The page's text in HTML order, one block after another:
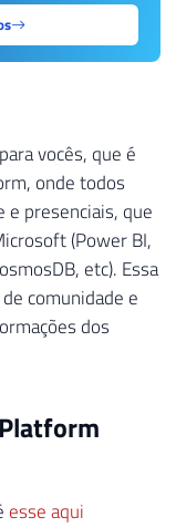
vocês, que é
onde todos
e presenciais, que
(Power BI,
etc). Essa
comunidade e
dos
esse aqui